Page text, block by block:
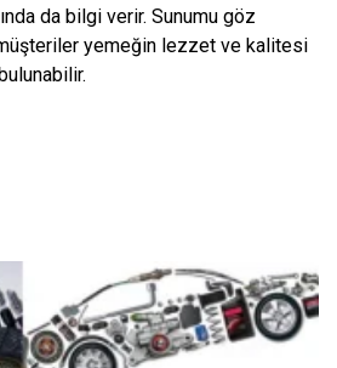
da bilgi verir. Sunumu göz
yemeğin lezzet ve kalitesi